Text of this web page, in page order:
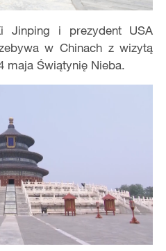
Jinping i prezydent USA
w Chinach z wizytą
maja Świątynię Nieba.